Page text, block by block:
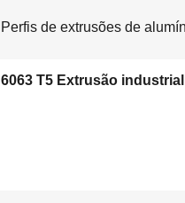
Perfis de extrusões de